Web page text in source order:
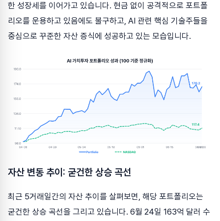
한 성장세를 이어가고 있습니다. 현금 없이 공격적으로 포트폴
리오를 운용하고 있음에도 불구하고, AI 관련 핵심 기술주들을
중심으로 꾸준한 자산 증식에 성공하고 있는 모습입니다.
자산 변동 추이: 굳건한 상승 곡선
최근 5거래일간의 자산 추이를 살펴보면, 해당 포트폴리오는
굳건한 상승 곡선을 그리고 있습니다. 6월 24일 163억 달러 수